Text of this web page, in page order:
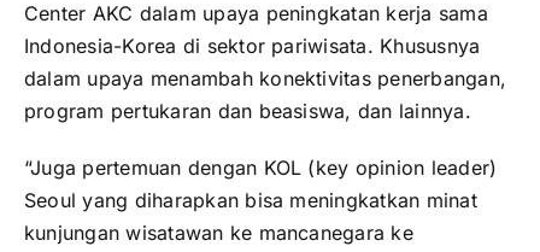
Center AKC dalam upaya peningkatan kerja sama
Indonesia-Korea di sektor pariwisata. Khususnya
dalam upaya menambah konektivitas penerbangan,
program pertukaran dan beasiswa, dan lainnya.
“Juga pertemuan dengan KOL (key opinion leader)
Seoul yang diharapkan bisa meningkatkan minat
kunjungan wisatawan ke mancanegara ke